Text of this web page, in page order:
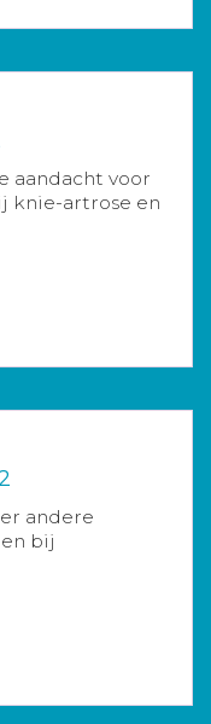
aandacht voor
knie-artrose en
andere
bij